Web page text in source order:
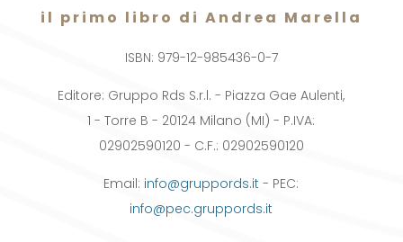
il primo libro di Andrea Marella
ISBN: 979-12-985436-0-7
Editore: Gruppo Rds S.r.l. - Piazza Gae Aulenti,
1 - Torre B - 20124 Milano (MI) - P.IVA:
02902590120 - C.F.: 02902590120
Email: info@gruppords.it - PEC:
info@pec.gruppords.it